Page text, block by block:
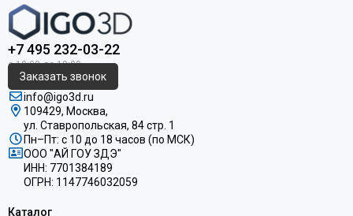
+7 495 232-03-22
Заказать звонок
info@igo3d.ru
109429, Москва,
ул. Ставропольская, 84 стр. 1
Пн–Пт: с 10 до 18 часов (по МСК)
ООО "АЙ ГОУ ЗДЭ"
ИНН: 7701384189
ОГРН: 1147746032059
Каталог